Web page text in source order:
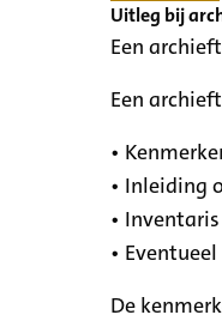
Uitleg bij
Een
Een
•
• Inleiding
•
•
De